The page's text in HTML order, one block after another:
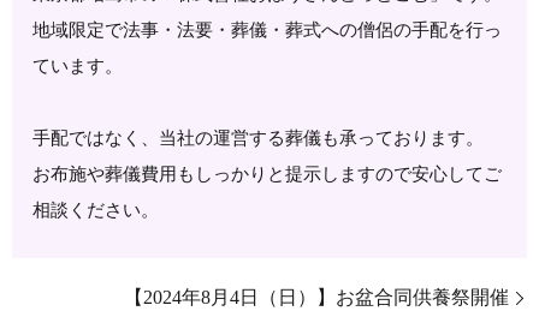
地域限定で法事・法要・葬儀・葬式への僧侶の手配を行っ
ています。
手配ではなく、当社の運営する葬儀も承っております。
お布施や葬儀費用もしっかりと提示しますので安心してご
相談ください。
【2024年8月4日（日）】お盆合同供養祭開催